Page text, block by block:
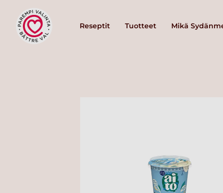
Reseptit Tuotteet Mikä